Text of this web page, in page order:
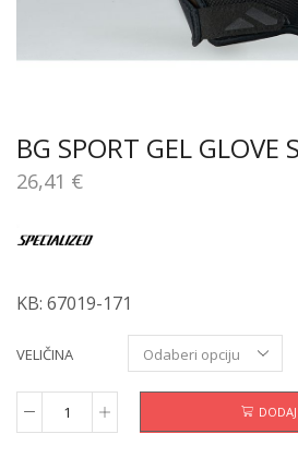
BG SPORT GEL GLOVE
26,41 €
KB: 67019-171
VELIČINA